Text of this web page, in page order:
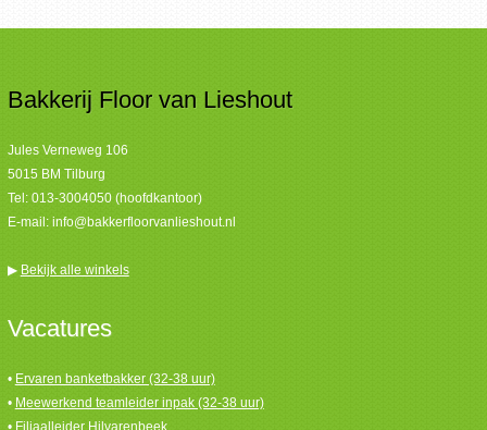
Bakkerij Floor van Lieshout
Jules Verneweg 106
5015 BM Tilburg
Tel: 013-3004050 (hoofdkantoor)
E-mail: info@bakkerfloorvanlieshout.nl
▶ Bekijk alle winkels
Vacatures
• Ervaren banketbakker (32-38 uur)
• Meewerkend teamleider inpak (32-38 uur)